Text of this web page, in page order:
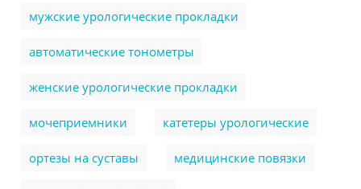
мужские урологические прокладки
автоматические тонометры
женские урологические прокладки
мочеприемники катетеры урологические
ортезы на суставы медицинские повязки